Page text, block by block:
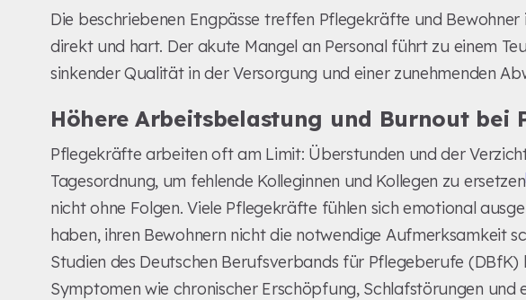
Die beschriebenen Engpässe treffen Pflegekräfte und Bewohner
direkt und hart. Der akute Mangel an Personal führt zu einem
sinkender Qualität in der Versorgung und einer zunehmenden
Höhere Arbeitsbelastung und Burnout bei
Pflegekräfte arbeiten oft am Limit: Überstunden und der
Tagesordnung, um fehlende Kolleginnen und Kollegen zu ersetzen
nicht ohne Folgen. Viele Pflegekräfte fühlen sich emotional
haben, ihren Bewohnern nicht die notwendige Aufmerksamkeit
Studien des Deutschen Berufsverbands für Pflegeberufe
Symptomen wie chronischer Erschöpfung, Schlafstörungen und